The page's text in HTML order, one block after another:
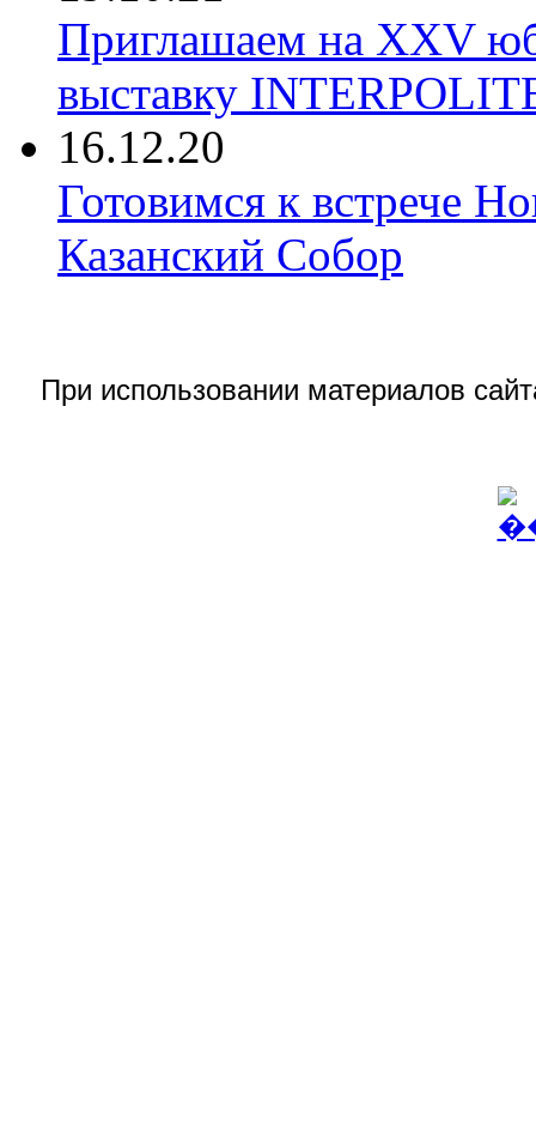
Приглашаем на XXV
выставку
16.12.20
Готовимся к встрече
Казанский Собор
При использовании материалов